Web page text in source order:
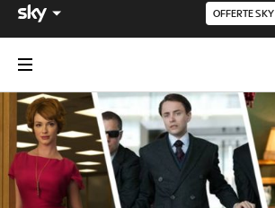
OFFERTE SKY